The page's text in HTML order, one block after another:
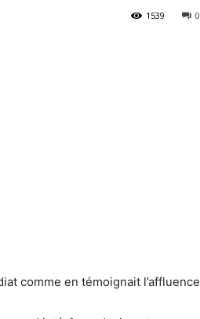
0
1539
comme en témoignait l’affluence